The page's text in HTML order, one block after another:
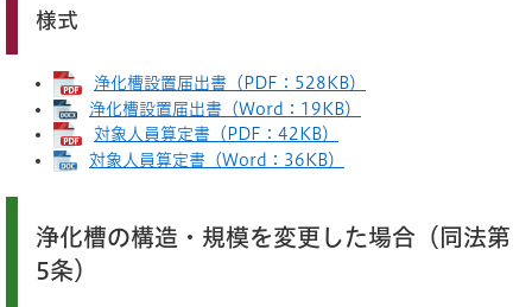
様式
浄化槽設置届出書（PDF：528KB）
浄化槽設置届出書（Word：19KB）
対象人員算定書（PDF：42KB）
対象人員算定書（Word：36KB）
浄化槽の構造・規模を変更した場合（同法第
5条）